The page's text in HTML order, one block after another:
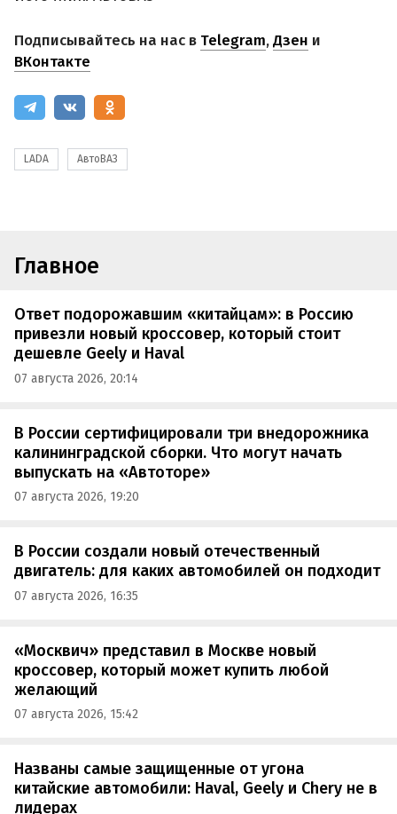
Подписывайтесь на нас в Telegram,Дзен и
ВКонтакте
LADA АвтоВАЗ
Главное
Ответ подорожавшим «китайцам»: в Россию
привезли новый кроссовер, который стоит
дешевле Geely и Haval
07 августа 2026, 20:14
В России сертифицировали три внедорожника
калининградской сборки. Что могут начать
выпускать на «Автоторе»
07 августа 2026, 19:20
В России создали новый отечественный
двигатель: для каких автомобилей он подходит
07 августа 2026, 16:35
«Москвич» представил в Москве новый
кроссовер, который может купить любой
желающий
07 августа 2026, 15:42
Названы самые защищенные от угона
китайские автомобили: Haval, Geely и Chery не в
лидерах